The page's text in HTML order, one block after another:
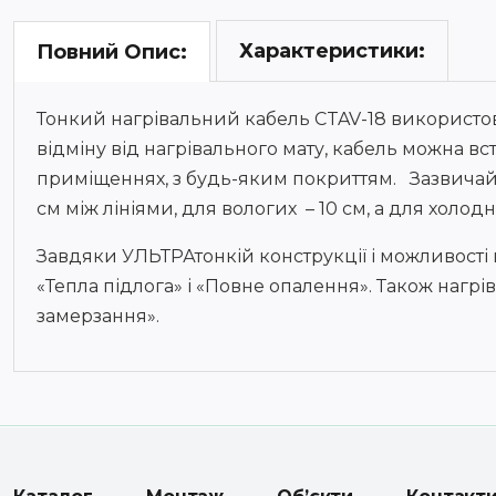
Повний Опис: Характеристики:
Тонкий нагрівальний кабель CTAV-18
відміну від нагрівального мату, кабель можна
приміщеннях, з будь-яким покриттям. Зазвичай
см між лініями, для вологих – 10 см, а для
Завдяки УЛЬТРАтонкій конструкції і
«Тепла підлога» і «Повне опалення». Також
замерзання».